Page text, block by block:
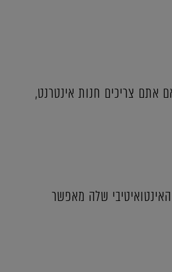
אתם צריכים חנות אינטרנט,
שלה מאפשר